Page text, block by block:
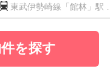
東武伊勢崎線「館林」駅
歩14分
を探す